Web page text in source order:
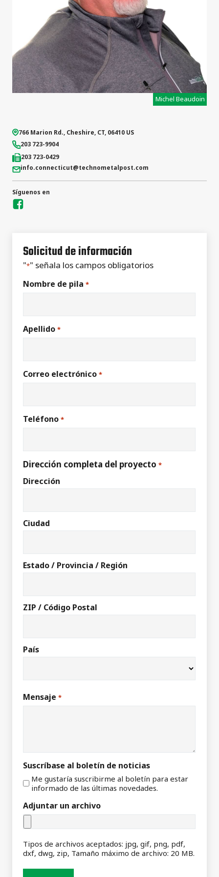
Michel Beaudoin
766 Marion Rd., Cheshire, CT, 06410 US
203 723-9904
203 723-0429
info.connecticut@technometalpost.com
Síguenos en
Solicitud de información
"*" señala los campos obligatorios
Nombre de pila *
Apellido *
Correo electrónico *
Teléfono *
Dirección completa del proyecto *
Dirección
Ciudad
Estado / Provincia / Región
ZIP / Código Postal
País
Mensaje *
Suscríbase al boletín de noticias
Me gustaría suscribirme al boletín para estar
informado de las últimas novedades.
Adjuntar un archivo
Tipos de archivos aceptados: jpg, gif, png, pdf,
dxf, dwg, zip, Tamaño máximo de archivo: 20 MB.